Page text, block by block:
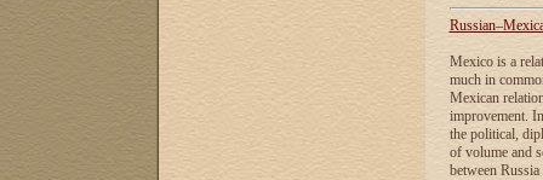
Mexico is a
much in
Mexican
improvement.
the political,
of volume and
between